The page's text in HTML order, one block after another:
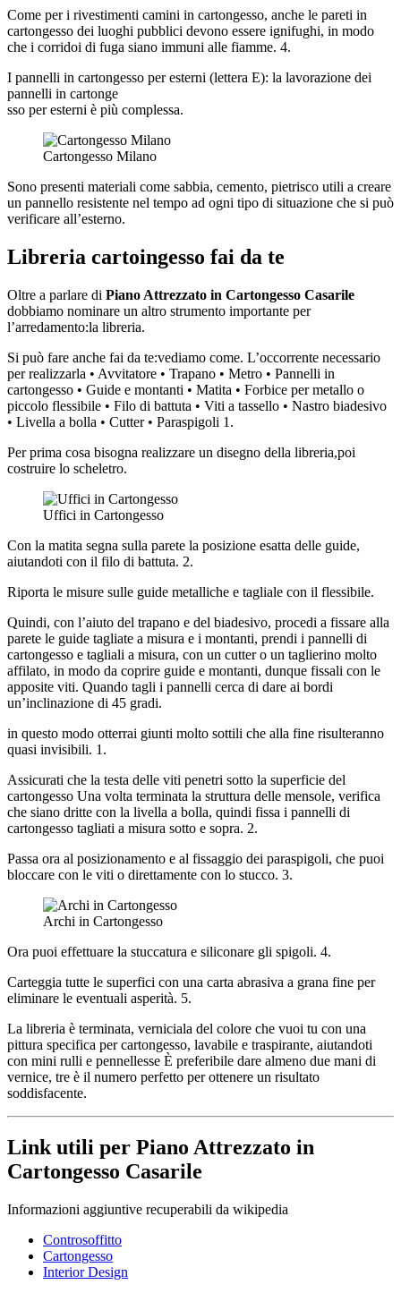
Come per i rivestimenti camini in cartongesso, anche le pareti in
cartongesso dei luoghi pubblici devono essere ignifughi, in modo
che i corridoi di fuga siano immuni alle fiamme. 4.
I pannelli in cartongesso per esterni (lettera E): la lavorazione dei
pannelli in cartonge
sso per esterni è più complessa.
Cartongesso Milano
Sono presenti materiali come sabbia, cemento, pietrisco utili a creare
un pannello resistente nel tempo ad ogni tipo di situazione che si può
verificare all’esterno.
Libreria cartoingesso fai da te
Oltre a parlare di Piano Attrezzato in Cartongesso Casarile
dobbiamo nominare un altro strumento importante per
l’arredamento:la libreria.
Si può fare anche fai da te:vediamo come. L’occorrente necessario
per realizzarla • Avvitatore • Trapano • Metro • Pannelli in
cartongesso • Guide e montanti • Matita • Forbice per metallo o
piccolo flessibile • Filo di battuta • Viti a tassello • Nastro biadesivo
• Livella a bolla • Cutter • Paraspigoli 1.
Per prima cosa bisogna realizzare un disegno della libreria,poi
costruire lo scheletro.
Uffici in Cartongesso
Con la matita segna sulla parete la posizione esatta delle guide,
aiutandoti con il filo di battuta. 2.
Riporta le misure sulle guide metalliche e tagliale con il flessibile.
Quindi, con l’aiuto del trapano e del biadesivo, procedi a fissare alla
parete le guide tagliate a misura e i montanti, prendi i pannelli di
cartongesso e tagliali a misura, con un cutter o un taglierino molto
affilato, in modo da coprire guide e montanti, dunque fissali con le
apposite viti. Quando tagli i pannelli cerca di dare ai bordi
un’inclinazione di 45 gradi.
in questo modo otterrai giunti molto sottili che alla fine risulteranno
quasi invisibili. 1.
Assicurati che la testa delle viti penetri sotto la superficie del
cartongesso Una volta terminata la struttura delle mensole, verifica
che siano dritte con la livella a bolla, quindi fissa i pannelli di
cartongesso tagliati a misura sotto e sopra. 2.
Passa ora al posizionamento e al fissaggio dei paraspigoli, che puoi
bloccare con le viti o direttamente con lo stucco. 3.
Archi in Cartongesso
Ora puoi effettuare la stuccatura e siliconare gli spigoli. 4.
Carteggia tutte le superfici con una carta abrasiva a grana fine per
eliminare le eventuali asperità. 5.
La libreria è terminata, verniciala del colore che vuoi tu con una
pittura specifica per cartongesso, lavabile e traspirante, aiutandoti
con mini rulli e pennellesse È preferibile dare almeno due mani di
vernice, tre è il numero perfetto per ottenere un risultato
soddisfacente.
Link utili per Piano Attrezzato in
Cartongesso Casarile
Informazioni aggiuntive recuperabili da wikipedia
Controsoffitto
Cartongesso
Interior Design